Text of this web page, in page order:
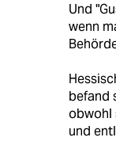
Und
wenn
befand
obwohl
und